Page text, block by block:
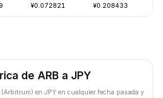
¥0.072821 ¥0.208433
de ARB a JPY
en JPY en cualquier fecha pasada y